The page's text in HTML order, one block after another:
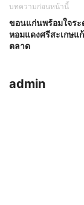
บทความก่อนหน้านี้
ขอนแก่นพร้อมใจระ
หอมแดงศรีสะเกษ
ตลาด
admin